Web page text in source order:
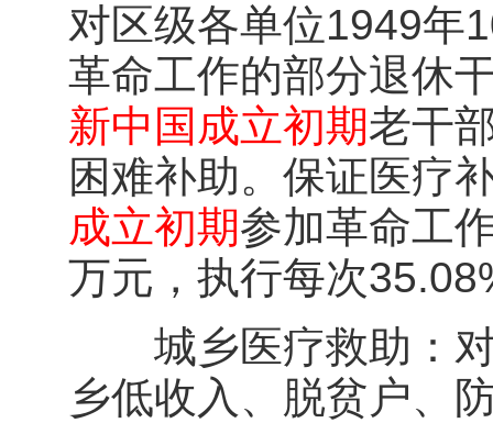
对区级各单位1949年
革命工作的部分退休
新中国成立初期老干
困难补助。保证医疗
成立初期参加革命工
万元，执行每次
城乡医疗救助：对
乡低收入、脱贫户、